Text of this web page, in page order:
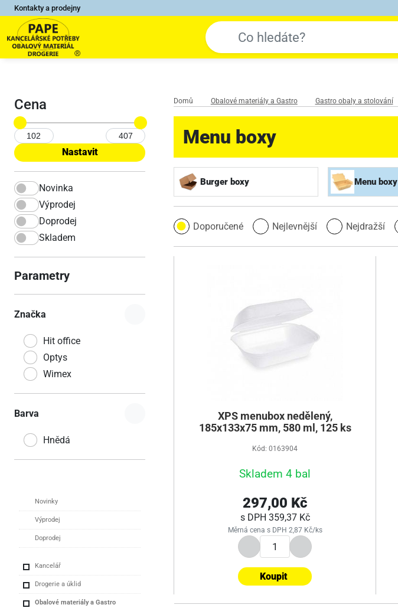
Kontakty a prodejny
Cena
Novinka
Výprodej
Doprodej
Skladem
Parametry
Značka
Hit office
Optys
Wimex
Barva
Hnědá
Novinky
Výprodej
Doprodej
Kancelář
Drogerie a úklid
Obalové materiály a Gastro
Domů Obalové materiály a Gastro Gastro obaly a stolování
Menu boxy
Burger boxy Menu boxy
Doporučené Nejlevnější Nejdražší
XPS menubox nedělený,
185x133x75 mm, 580 ml, 125 ks
Kód: 0163904
Skladem 4 bal
297,00 Kč
s DPH 359,37 Kč
Měrná cena s DPH 2,87 Kč/ks
Koupit